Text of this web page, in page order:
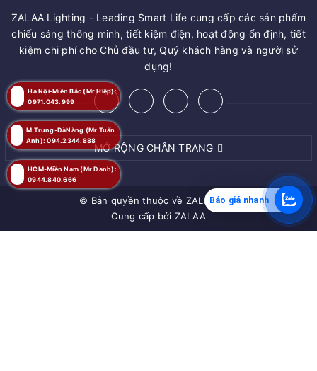
ZALAA Lighting - Leading Smart Life cung cấp các sản phẩm
chiếu sáng thông minh, tiết kiệm điện, hoạt động ổn định, tiết
kiệm chi phí cho Chủ đầu tư, Quý khách hàng và người sử
dụng!
MỞ RỘNG CHÂN TRANG
© Bản quyền thuộc về ZALAA JSC
Cung cấp bởi ZALAA
HCM-Miền Nam (Mr Danh):
0944.840.666
Hà Nội-Miền Bắc (Mr Hiệp):
0971.043.999
M.Trung-ĐàNẵng (Mr Tuấn
Anh): 094.2344.888
Báo giá nhanh